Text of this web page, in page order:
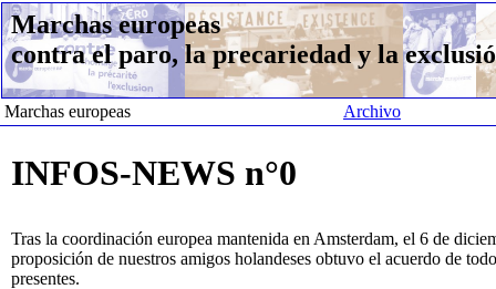
Marchas europeas
contra el paro, la precariedad y la
Marchas europeas Archivo
INFOS-NEWS n°0
Tras la coordinación europea mantenida en Amsterdam, el 6 de
proposición de nuestros amigos holandeses obtuvo el acuerdo de
presentes.